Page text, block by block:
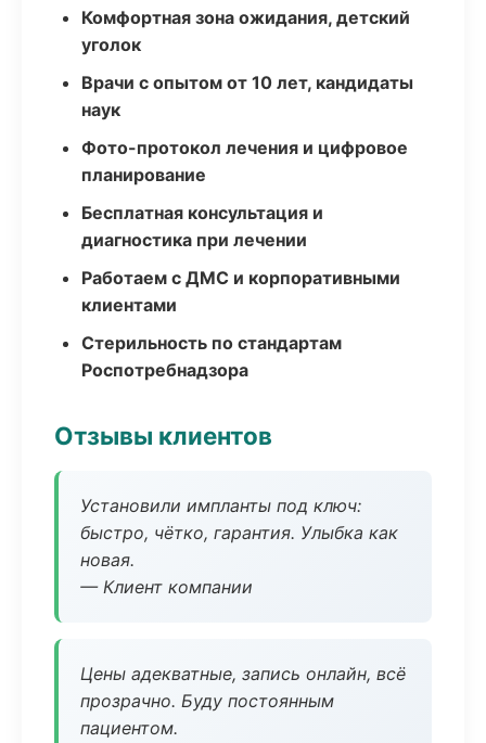
Комфортная зона ожидания, детский
уголок
Врачи с опытом от 10 лет, кандидаты
наук
Фото-протокол лечения и цифровое
планирование
Бесплатная консультация и
диагностика при лечении
Работаем с ДМС и корпоративными
клиентами
Стерильность по стандартам
Роспотребнадзора
Отзывы клиентов
Установили импланты под ключ:
быстро, чётко, гарантия. Улыбка как
новая.
— Клиент компании
Цены адекватные, запись онлайн, всё
прозрачно. Буду постоянным
пациентом.